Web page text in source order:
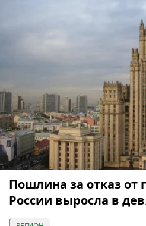
Пошлина за отказ от
России выросла в